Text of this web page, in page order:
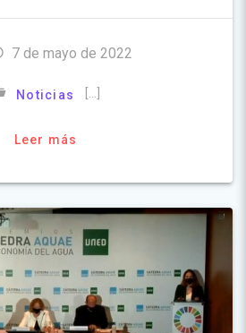
7 de mayo de 2022
Noticias […]
Leer más